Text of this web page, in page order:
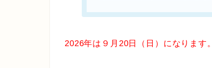
2026年は９月20日（日）になります。